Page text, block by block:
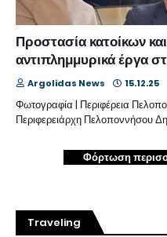
Προστασία κατοίκων
αντιπλημμυρικά έργα
Argolidas News 15.12.25
Φωτογραφία | Περιφέρεια
Περιφερειάρχη Πελοποννήσου
Φόρτωση
Traveling